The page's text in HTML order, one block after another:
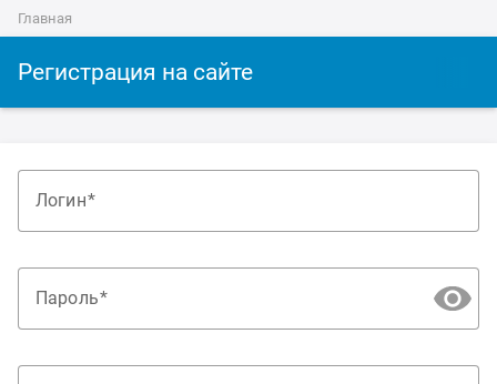
Главная
Регистрация на сайте
Логин
Пароль